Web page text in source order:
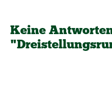
Keine